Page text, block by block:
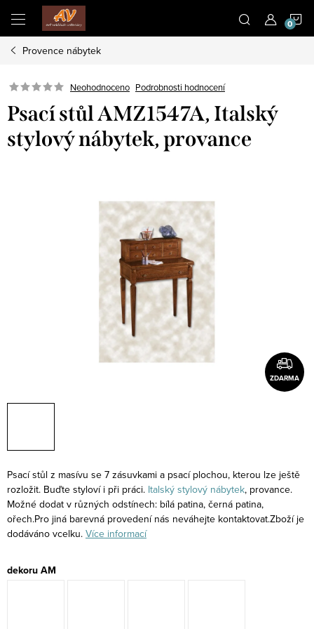
obsah
Provence nábytek
Neohodnoceno Podrobnosti hodnocení
Psací stůl AMZ1547A, Italský
stylový nábytek, provance
ZDARMA
Psací stůl z masívu se 7 zásuvkami a psací plochou, kterou lze ještě
rozložit. Buďte styloví i při práci. Italský stylový nábytek, provance.
Možné dodat v různých odstínech: bílá patina, černá patina,
ořech.Pro jiná barevná provedení nás neváhejte kontaktovat.Zboží je
dodáváno vcelku. Více informací
dekoru AM